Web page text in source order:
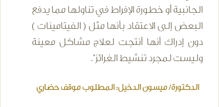
الجانبية أو خطورة الإفراط في تناولها مما يدفع
البعض إلى الاعتقاد بأنها مثل ( الفيتامينات )
دون إدراك أنها أنتجت لعلاج مشاكل معينة
وليست لمجرد تنشيط الغرائز".
الدكتورة/ ميسون الدخيل: المطلوب موقف حضاري